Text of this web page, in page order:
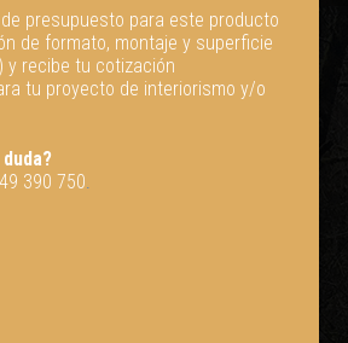
y la mejora de la productividad empresarial.
una subvención cofinanciada en un 80% por el
Regional. Objetivo del proyecto: Conseguir
un tejido empresarial más competitivo.
presupuesto para este producto
de formato, montaje y superficie
y recibe tu cotización
tu proyecto de interiorismo y/o
390 750.